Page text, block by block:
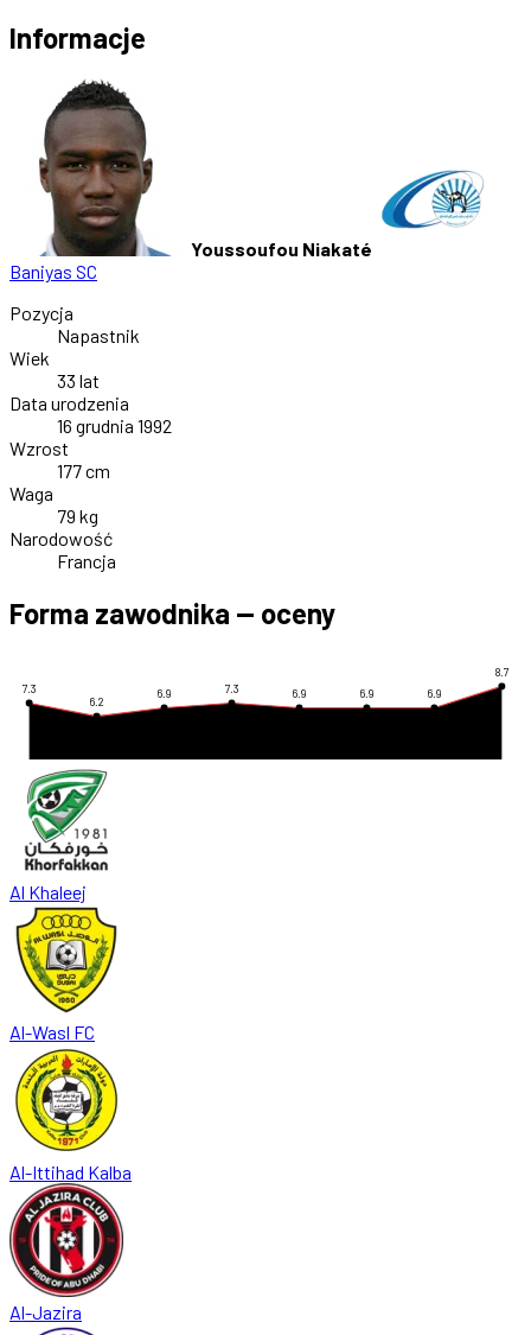
Informacje
Youssoufou Niakaté
Baniyas SC
Pozycja
Napastnik
Wiek
33 lat
Data urodzenia
16 grudnia 1992
Wzrost
177 cm
Waga
79 kg
Narodowość
Francja
Forma zawodnika — oceny
7.3
6.2
6.9 7.3 6.9 6.9 6.9
8.7
Al Khaleej
Al-Wasl FC
Al-Ittihad Kalba
Al-Jazira